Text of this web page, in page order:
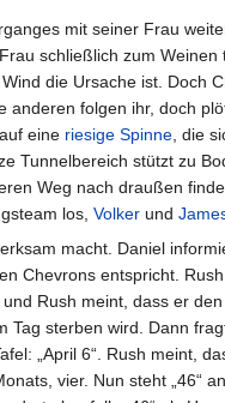
mit seiner Frau
schließlich zum
die Ursache ist. Doch
folgen ihr, doch
eine riesige Spinne, die
Tunnelbereich stützt zu
Weg nach draußen
los, Volkerund
macht. Daniel
Chevrons entspricht.
Rush meint, dass er
Tag sterben wird. Dann
„April 6“. Rush meint,
vier. Nun steht „46“